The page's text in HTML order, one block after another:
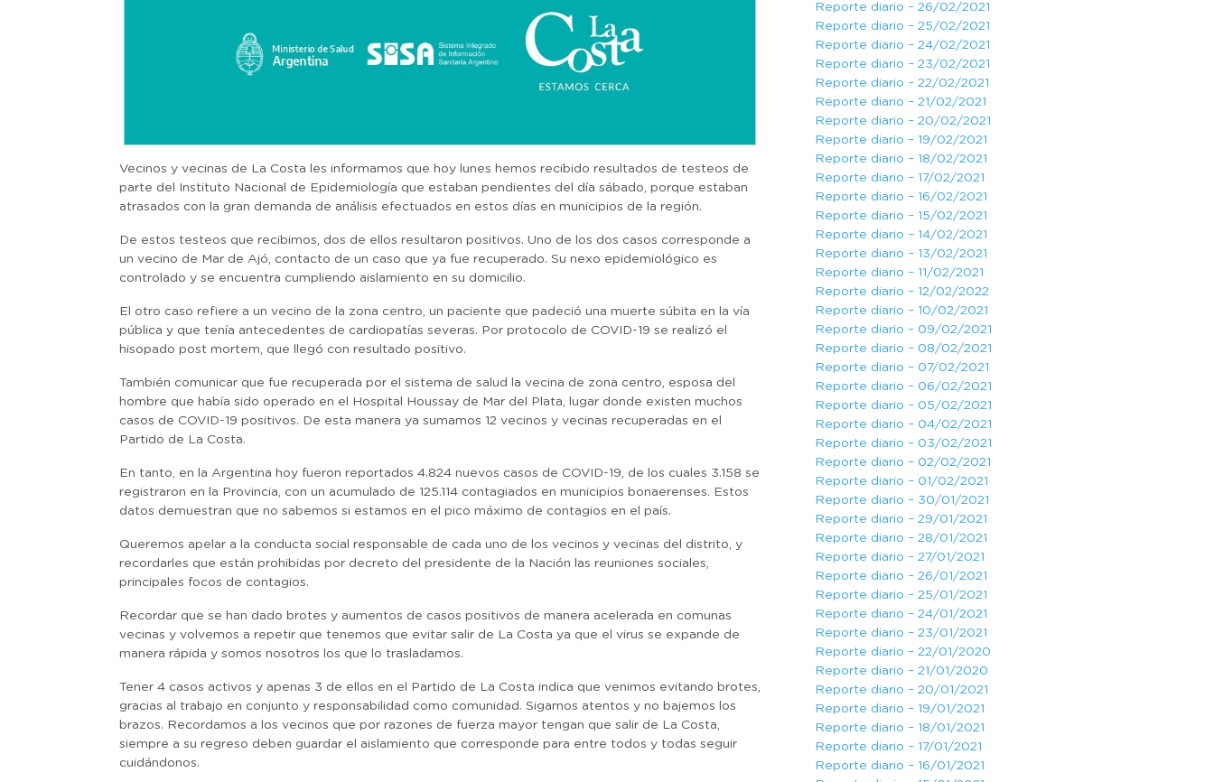
Vecinos y vecinas de La Costa les informamos que hoy lunes hemos recibido resultados de testeos de
parte del Instituto Nacional de Epidemiología que estaban pendientes del día sábado, porque estaban
atrasados con la gran demanda de análisis efectuados en estos días en municipios de la región.
De estos testeos que recibimos, dos de ellos resultaron positivos. Uno de los dos casos corresponde a
un vecino de Mar de Ajó, contacto de un caso que ya fue recuperado. Su nexo epidemiológico es
controlado y se encuentra cumpliendo aislamiento en su domicilio.
El otro caso refiere a un vecino de la zona centro, un paciente que padeció una muerte súbita en la vía
pública y que tenía antecedentes de cardiopatías severas. Por protocolo de COVID-19 se realizó el
hisopado post mortem, que llegó con resultado positivo.
También comunicar que fue recuperada por el sistema de salud la vecina de zona centro, esposa del
hombre que había sido operado en el Hospital Houssay de Mar del Plata, lugar donde existen muchos
casos de COVID-19 positivos. De esta manera ya sumamos 12 vecinos y vecinas recuperadas en el
Partido de La Costa.
En tanto, en la Argentina hoy fueron reportados 4.824 nuevos casos de COVID-19, de los cuales 3.158 se
registraron en la Provincia, con un acumulado de 125.114 contagiados en municipios bonaerenses. Estos
datos demuestran que no sabemos si estamos en el pico máximo de contagios en el país.
Queremos apelar a la conducta social responsable de cada uno de los vecinos y vecinas del distrito, y
recordarles que están prohibidas por decreto del presidente de la Nación las reuniones sociales,
principales focos de contagios.
Recordar que se han dado brotes y aumentos de casos positivos de manera acelerada en comunas
vecinas y volvemos a repetir que tenemos que evitar salir de La Costa ya que el virus se expande de
manera rápida y somos nosotros los que lo trasladamos.
Tener 4 casos activos y apenas 3 de ellos en el Partido de La Costa indica que venimos evitando brotes,
gracias al trabajo en conjunto y responsabilidad como comunidad. Sigamos atentos y no bajemos los
brazos. Recordamos a los vecinos que por razones de fuerza mayor tengan que salir de La Costa,
siempre a su regreso deben guardar el aislamiento que corresponde para entre todos y todas seguir
cuidándonos.
Reporte diario – 26/02/2021
Reporte diario – 25/02/2021
Reporte diario – 24/02/2021
Reporte diario – 23/02/2021
Reporte diario – 22/02/2021
Reporte diario – 21/02/2021
Reporte diario – 20/02/2021
Reporte diario – 19/02/2021
Reporte diario – 18/02/2021
Reporte diario – 17/02/2021
Reporte diario – 16/02/2021
Reporte diario – 15/02/2021
Reporte diario – 14/02/2021
Reporte diario – 13/02/2021
Reporte diario – 11/02/2021
Reporte diario – 12/02/2022
Reporte diario – 10/02/2021
Reporte diario – 09/02/2021
Reporte diario – 08/02/2021
Reporte diario – 07/02/2021
Reporte diario – 06/02/2021
Reporte diario – 05/02/2021
Reporte diario – 04/02/2021
Reporte diario – 03/02/2021
Reporte diario – 02/02/2021
Reporte diario – 01/02/2021
Reporte diario – 30/01/2021
Reporte diario – 29/01/2021
Reporte diario – 28/01/2021
Reporte diario – 27/01/2021
Reporte diario – 26/01/2021
Reporte diario – 25/01/2021
Reporte diario – 24/01/2021
Reporte diario – 23/01/2021
Reporte diario – 22/01/2020
Reporte diario – 21/01/2020
Reporte diario – 20/01/2021
Reporte diario – 19/01/2021
Reporte diario – 18/01/2021
Reporte diario – 17/01/2021
Reporte diario – 16/01/2021